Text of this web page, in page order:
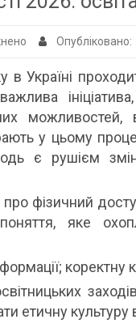
до
безбар’єрності
2026:
освіта,
повага
та
можливості
в Україні
можливостей,
у цьому
є рушієм
фізичний
яке
коректну
етичну культуру